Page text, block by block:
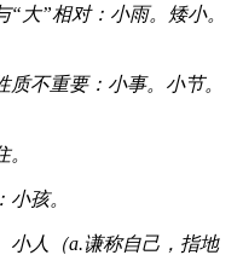
大”相对：小雨。矮小。
质不重要：小事。小节。
小孩。
小人（a.谦称自己，指地